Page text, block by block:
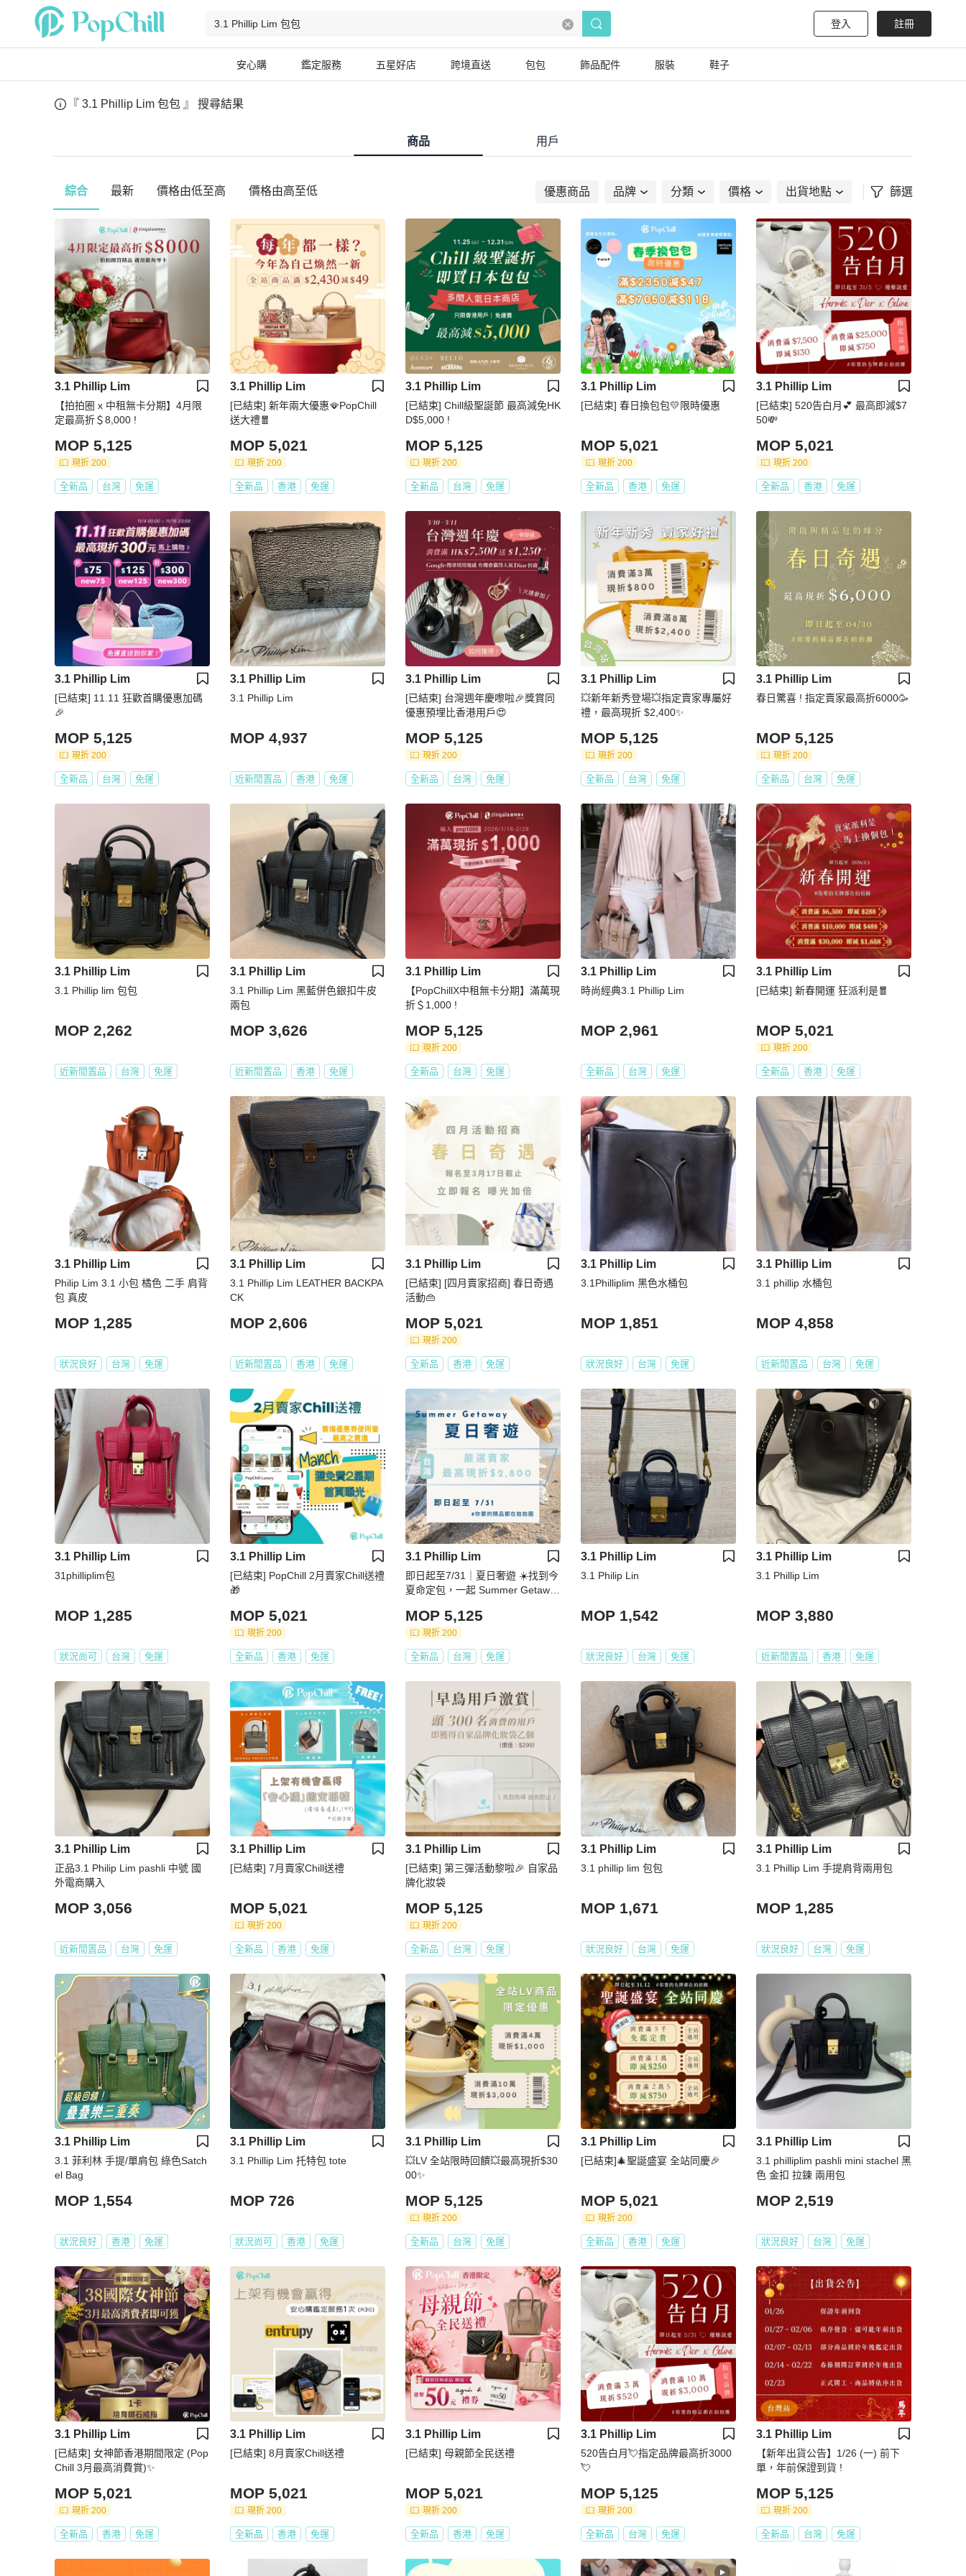
登入 註冊
安心購 鑑定服務 五星好店 跨境直送 包包 飾品配件 服裝 鞋子
『 3.1 Phillip Lim 包包 』 搜尋結果
商品 用戶
綜合 最新 價格由低至高 價格由高至低 優惠商品 品牌 分類 價格 出貨地點 篩選
3.1 Phillip Lim
【拍拍圈 x 中租無卡分期】4月限
定最高折＄8,000 !
MOP 5,125
現折 200
全新品 台灣 免運
3.1 Phillip Lim
[已結束] 新年兩大優惠🪭PopChill
送大禮🧧
MOP 5,021
現折 200
全新品 香港 免運
3.1 Phillip Lim
[已結束] Chill級聖誕節 最高減免HK
D$5,000 !
MOP 5,125
現折 200
全新品 台灣 免運
3.1 Phillip Lim
[已結束] 春日換包包💛限時優惠
MOP 5,021
現折 200
全新品 香港 免運
3.1 Phillip Lim
[已結束] 520告白月💕 最高即減$7
50💸
MOP 5,021
現折 200
全新品 香港 免運
3.1 Phillip Lim
[已結束] 11.11 狂歡首購優惠加碼
🎉
MOP 5,125
現折 200
全新品 台灣 免運
3.1 Phillip Lim
3.1 Phillip Lim
MOP 4,937
近新閒置品 香港 免運
3.1 Phillip Lim
[已結束] 台灣週年慶嚟啦🎉獎賞同
優惠預埋比香港用戶😍
MOP 5,125
現折 200
全新品 台灣 免運
3.1 Phillip Lim
💥新年新秀登場💥指定賣家專屬好
禮，最高現折 $2,400✨
MOP 5,125
現折 200
全新品 台灣 免運
3.1 Phillip Lim
春日驚喜 ! 指定賣家最高折6000🥳
MOP 5,125
現折 200
全新品 台灣 免運
3.1 Phillip Lim
3.1 Phillip lim 包包
MOP 2,262
近新閒置品 台灣 免運
3.1 Phillip Lim
3.1 Phillip Lim 黑藍併色銀扣牛皮
兩包
MOP 3,626
近新閒置品 香港 免運
3.1 Phillip Lim
【PopChillX中租無卡分期】滿萬現
折＄1,000 !
MOP 5,125
現折 200
全新品 台灣 免運
3.1 Phillip Lim
時尚經典3.1 Phillip Lim
MOP 2,961
全新品 台灣 免運
3.1 Phillip Lim
[已結束] 新春開運 狂派利是🧧
MOP 5,021
現折 200
全新品 香港 免運
3.1 Phillip Lim
Philip Lim 3.1 小包 橘色 二手 肩背
包 真皮
MOP 1,285
狀況良好 台灣 免運
3.1 Phillip Lim
3.1 Phillip Lim LEATHER BACKPA
CK
MOP 2,606
近新閒置品 香港 免運
3.1 Phillip Lim
[已結束] [四月賣家招商] 春日奇遇
活動👜
MOP 5,021
現折 200
全新品 香港 免運
3.1 Phillip Lim
3.1Philliplim 黑色水桶包
MOP 1,851
狀況良好 台灣 免運
3.1 Phillip Lim
3.1 phillip 水桶包
MOP 4,858
近新閒置品 台灣 免運
3.1 Phillip Lim
31philliplim包
MOP 1,285
狀況尚可 台灣 免運
3.1 Phillip Lim
[已結束] PopChill 2月賣家Chill送禮
🎁
MOP 5,021
現折 200
全新品 香港 免運
3.1 Phillip Lim
即日起至7/31｜夏日奢遊 ☀️找到今
夏命定包，一起 Summer Getawa
MOP 5,125
現折 200
全新品 台灣 免運
3.1 Phillip Lim
3.1 Philip Lin
MOP 1,542
狀況良好 台灣 免運
3.1 Phillip Lim
3.1 Phillip Lim
MOP 3,880
近新閒置品 香港 免運
3.1 Phillip Lim
正品3.1 Philip Lim pashli 中號 國
外電商購入
MOP 3,056
近新閒置品 台灣 免運
3.1 Phillip Lim
[已結束] 7月賣家Chill送禮
MOP 5,021
現折 200
全新品 香港 免運
3.1 Phillip Lim
[已結束] 第三彈活動黎啦🎉 自家品
牌化妝袋
MOP 5,125
現折 200
全新品 台灣 免運
3.1 Phillip Lim
3.1 phillip lim 包包
MOP 1,671
狀況良好 台灣 免運
3.1 Phillip Lim
3.1 Phillip Lim 手提肩背兩用包
MOP 1,285
狀況良好 台灣 免運
3.1 Phillip Lim
3.1 菲利林 手提/單肩包 綠色Satch
el Bag
MOP 1,554
狀況良好 香港 免運
3.1 Phillip Lim
3.1 Phillip Lim 托特包 tote
MOP 726
狀況尚可 香港 免運
3.1 Phillip Lim
💥LV 全站限時回饋💥最高現折$30
00✨
MOP 5,125
現折 200
全新品 台灣 免運
3.1 Phillip Lim
[已結束]🎄聖誕盛宴 全站同慶🎉
MOP 5,021
現折 200
全新品 香港 免運
3.1 Phillip Lim
3.1 philliplim pashli mini stachel 黑
色 金扣 拉鍊 兩用包
MOP 2,519
狀況良好 台灣 免運
3.1 Phillip Lim
[已結束] 女神節香港期間限定 (Pop
Chill 3月最高消費賞)✨
MOP 5,021
現折 200
全新品 香港 免運
3.1 Phillip Lim
[已結束] 8月賣家Chill送禮
MOP 5,021
現折 200
全新品 香港 免運
3.1 Phillip Lim
[已結束] 母親節全民送禮
MOP 5,021
現折 200
全新品 香港 免運
3.1 Phillip Lim
520告白月💘指定品牌最高折3000
💘
MOP 5,125
現折 200
全新品 台灣 免運
3.1 Phillip Lim
【新年出貨公告】1/26 (一) 前下
單，年前保證到貨 !
MOP 5,125
現折 200
全新品 台灣 免運